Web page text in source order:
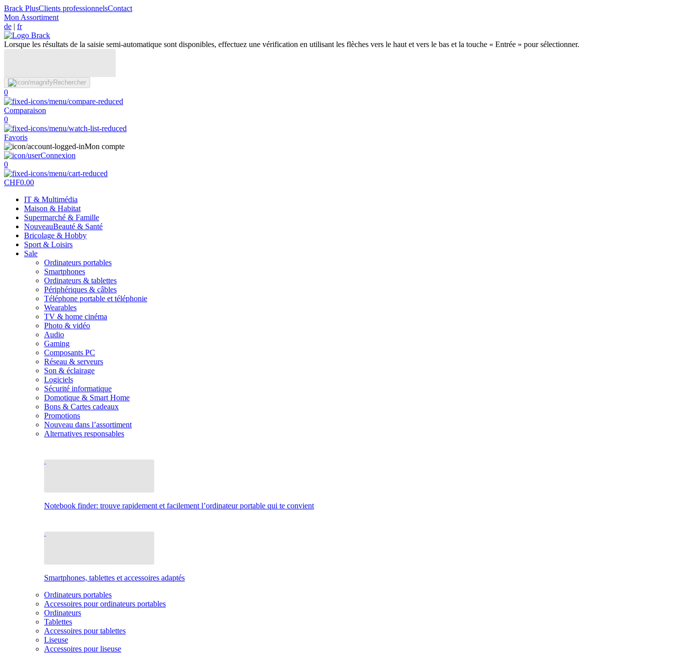
Brack PlusClients professionnelsContact
Mon Assortiment
de | fr
Lorsque les résultats de la saisie semi-automatique sont disponibles, effectuez une vérification en utilisant les flèches vers le haut et vers le bas et la touche « Entrée » pour sélectionner.
Rechercher
0
Comparaison
0
Favoris
Mon compte
Connexion
0
CHF0.00
IT & Multimédia
Maison & Habitat
Supermarché & Famille
NouveauBeauté & Santé
Bricolage & Hobby
Sport & Loisirs
Sale
Ordinateurs portables
Smartphones
Ordinateurs & tablettes
Périphériques & câbles
Téléphone portable et téléphonie
Wearables
TV & home cinéma
Photo & vidéo
Audio
Gaming
Composants PC
Réseau & serveurs
Son & éclairage
Logiciels
Sécurité informatique
Domotique & Smart Home
Bons & Cartes cadeaux
Promotions
Nouveau dans l’assortiment
Alternatives responsables
Notebook finder: trouve rapidement et facilement l’ordinateur portable qui te convient
Smartphones, tablettes et accessoires adaptés
Ordinateurs portables
Accessoires pour ordinateurs portables
Ordinateurs
Tablettes
Accessoires pour tablettes
Liseuse
Accessoires pour liseuse